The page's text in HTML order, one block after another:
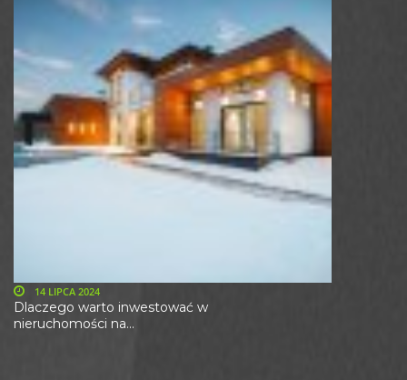
Dlaczego warto inwestować w
nieruchomości na...
14 LIPCA 2024